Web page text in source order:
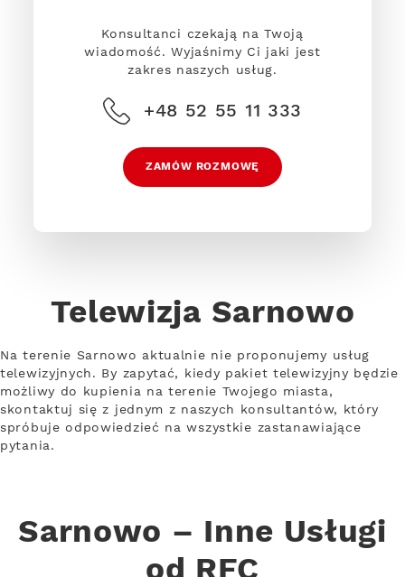
Konsultanci czekają na Twoją
wiadomość. Wyjaśnimy Ci jaki jest
zakres naszych usług.
+48 52 55 11 333
ZAMÓW ROZMOWĘ
Telewizja Sarnowo
Na terenie Sarnowo aktualnie nie proponujemy usług
telewizyjnych. By zapytać, kiedy pakiet telewizyjny będzie
możliwy do kupienia na terenie Twojego miasta,
skontaktuj się z jednym z naszych konsultantów, który
spróbuje odpowiedzieć na wszystkie zastanawiające
pytania.
Sarnowo – Inne Usługi